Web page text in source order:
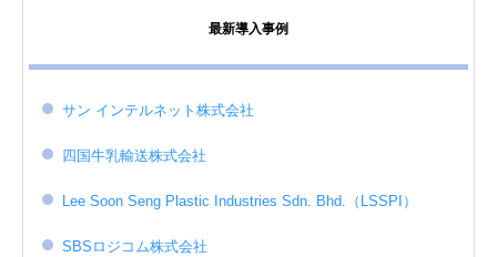
最新導入事例
サン インテルネット株式会社
四国牛乳輸送株式会社
Lee Soon Seng Plastic Industries Sdn. Bhd.（LSSPI）
SBSロジコム株式会社